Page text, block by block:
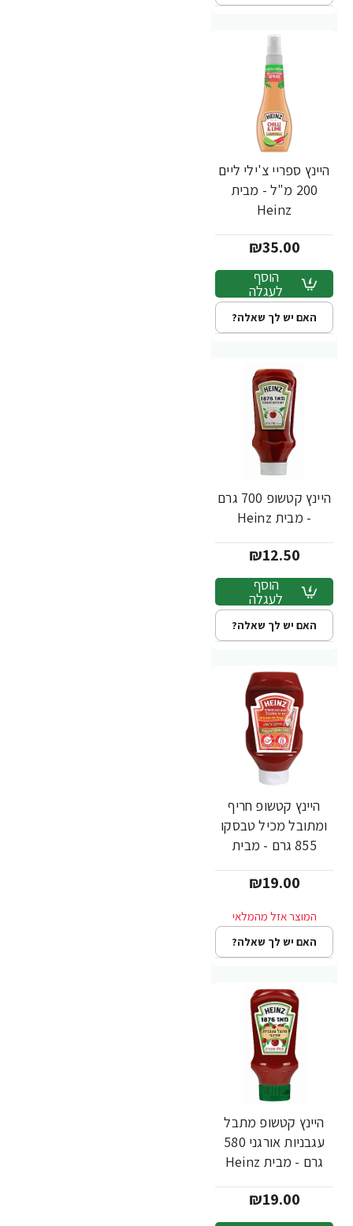
היינץ ספריי צ'ילי ליים
200 מ"ל - מבית
Heinz
₪35.00
הוסף
לעגלה
האם יש לך שאלה?
היינץ קטשופ 700 גרם
- מבית Heinz
₪12.50
הוסף
לעגלה
האם יש לך שאלה?
היינץ קטשופ חריף
ומתובל מכיל טבסקו
855 גרם - מבית
₪19.00
האם יש לך שאלה?
היינץ קטשופ מתבל
עגבניות אורגני 580
גרם - מבית Heinz
₪19.00